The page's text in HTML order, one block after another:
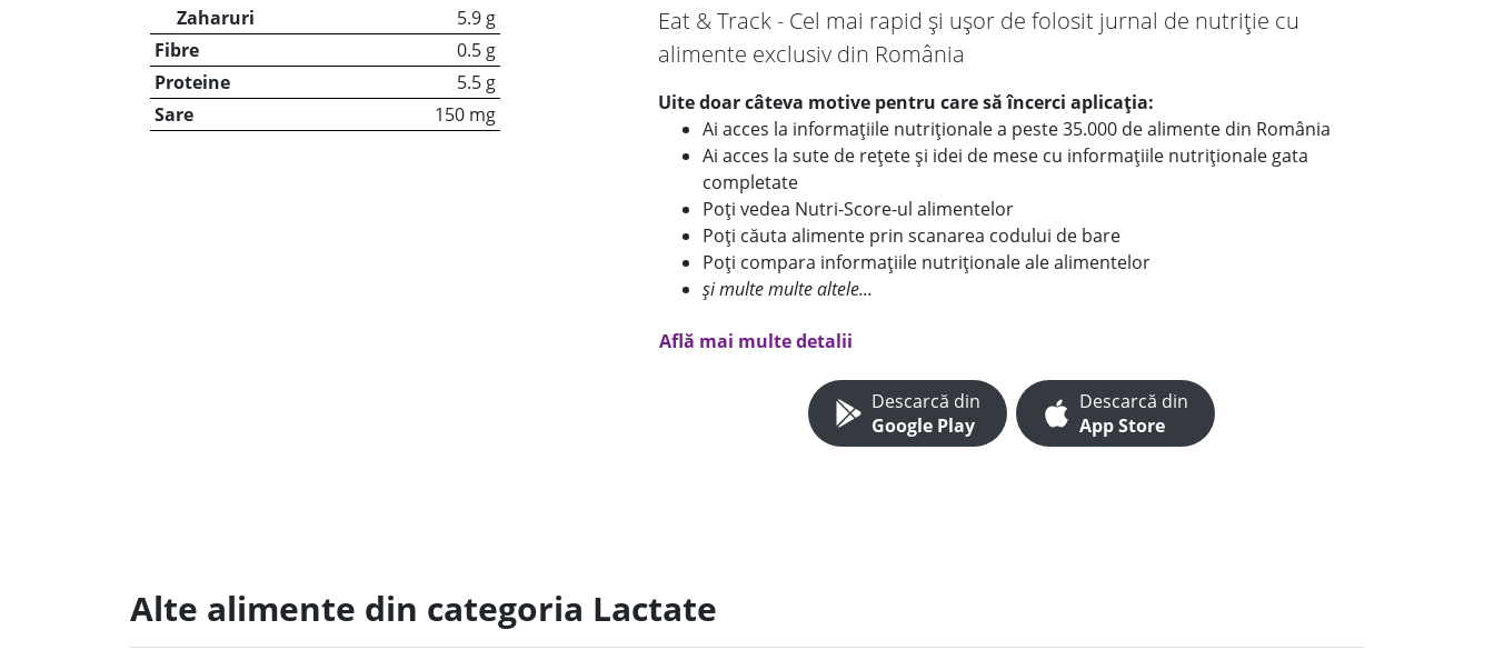
Zaharuri
5.9 g
Fibre
0.5 g
Proteine
5.5 g
Sare
150 mg
Eat & Track - Cel mai rapid și ușor de folosit jurnal de nutriție cu
alimente exclusiv din România
Uite doar câteva motive pentru care să încerci aplicația:
Ai acces la informațiile nutriționale a peste 35.000 de alimente din România
Ai acces la sute de rețete și idei de mese cu informațiile nutriționale gata
completate
Poți vedea Nutri-Score-ul alimentelor
Poți căuta alimente prin scanarea codului de bare
Poți compara informațiile nutriționale ale alimentelor
și multe multe altele...
Află mai multe detalii
Descarcă din
Google Play
Descarcă din
App Store
Alte alimente din categoria Lactate